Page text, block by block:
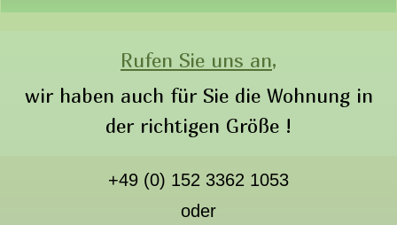
Rufen Sie uns an,
wir haben auch für Sie die Wohnung in
der richtigen Größe !
+49 (0) 152 3362 1053
oder